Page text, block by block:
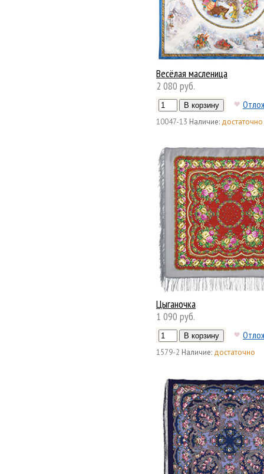
Весёлая масленица
2 080 руб.
10047-13 Наличие: достаточно
Цыганочка
1 090 руб.
1579-2 Наличие: достаточно